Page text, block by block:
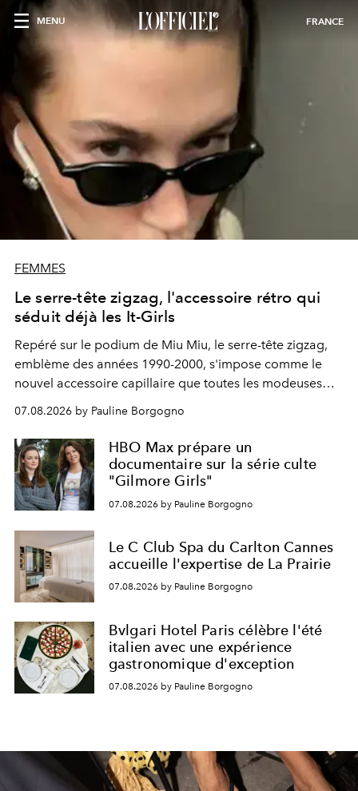
MENU FRANCE
FEMMES
Le serre-tête zigzag, l'accessoire rétro qui
séduit déjà les It-Girls
Repéré sur le podium de Miu Miu, le serre-tête zigzag,
emblème des années 1990-2000, s'impose comme le
nouvel accessoire capillaire que toutes les modeuses
s'arrachent déjà.
07.08.2026 by Pauline Borgogno
HBO Max prépare un
documentaire sur la série culte
"Gilmore Girls"
07.08.2026 by Pauline Borgogno
Le C Club Spa du Carlton Cannes
accueille l'expertise de La Prairie
07.08.2026 by Pauline Borgogno
Bvlgari Hotel Paris célèbre l'été
italien avec une expérience
gastronomique d'exception
07.08.2026 by Pauline Borgogno